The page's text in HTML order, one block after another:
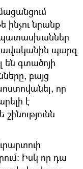
ինչու նրանք
պատասխաններ
պարզ
են գտածոյի
բայց
որ
է
Իսկ որ դա